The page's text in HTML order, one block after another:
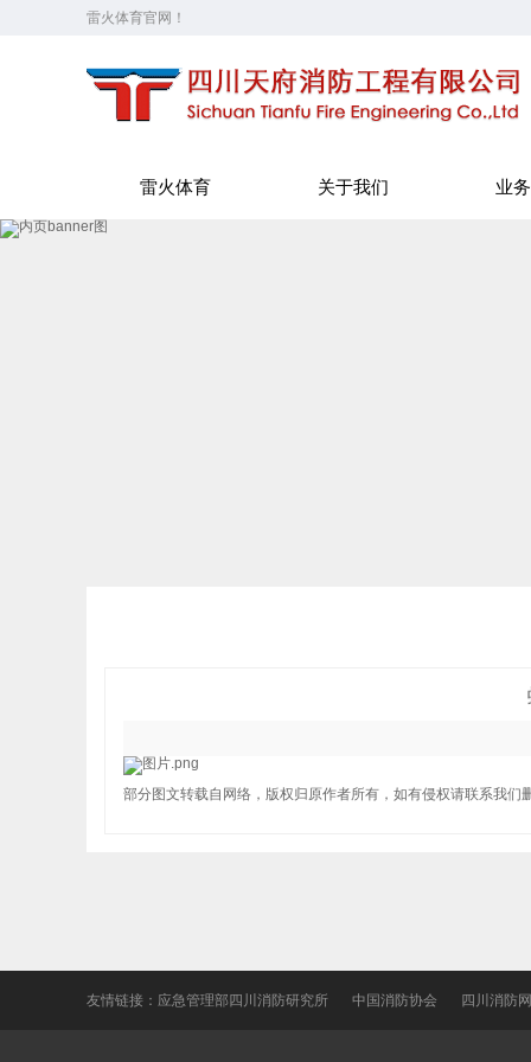
雷火体育官网！
雷火体育 关于我们 业
部分图文转载自网络，版权归原作者所有，如有侵权请联系我
友情链接： 应急管理部四川消防研究所 中国消防协会 四川消防网